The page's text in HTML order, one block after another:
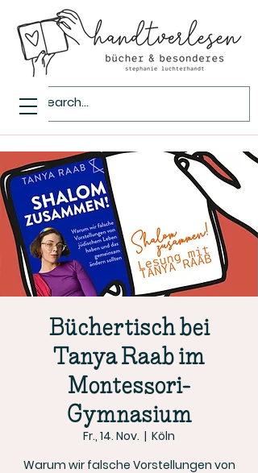
Büchertisch bei
Tanya Raab im
Montessori-
Gymnasium
Fr., 14. Nov.
  |
Köln
Warum wir falsche Vorstellungen von